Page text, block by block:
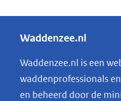
e
e
n
o
p
Waddenzee.nl
Waddenzee.nl is een
waddenprofessionals
en beheerd door de